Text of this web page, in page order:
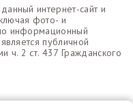
интернет-сайт и
фото- и
информационный
публичной
ч. 2 ст. 437 Гражданского